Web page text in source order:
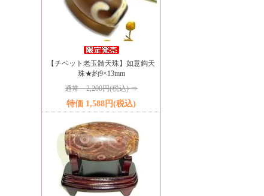
【チベット老玉髄天珠】如意鈎天
珠★約9×13mm
通常 2,200円(税込) ⇒
特価 1,588円(税込)